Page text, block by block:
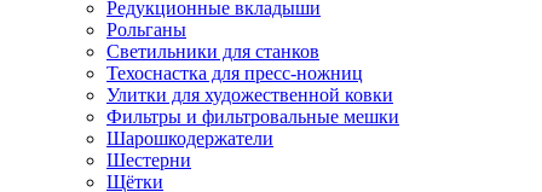
Редукционные вкладыши
Рольганы
Светильники для станков
Техоснастка для пресс-ножниц
Улитки для художественной ковки
Фильтры и фильтровальные мешки
Шарошкодержатели
Шестерни
Щётки